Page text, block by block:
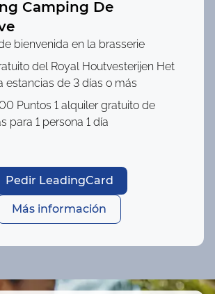
Camping De
bienvenida en la brasserie
del Royal Houtvesterijen Het
estancias de 3 días o más
Puntos 1 alquiler gratuito de
para 1 persona 1 día
Pedir LeadingCard
Más información